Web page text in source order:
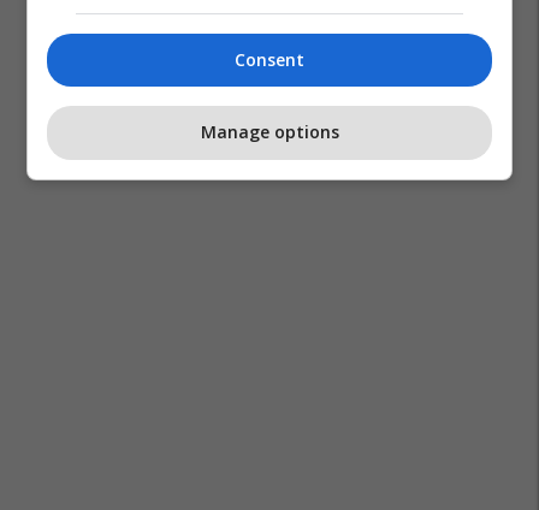
Consent
Manage options